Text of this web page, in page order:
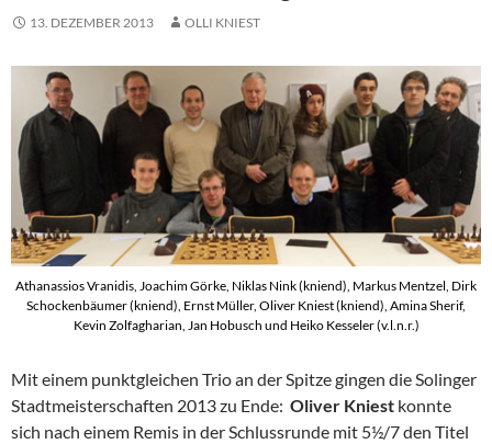
13. DEZEMBER 2013 OLLI KNIEST
Athanassios Vranidis, Joachim Görke, Niklas Nink (kniend), Markus Mentzel, Dirk
Schockenbäumer (kniend), Ernst Müller, Oliver Kniest (kniend), Amina Sherif,
Kevin Zolfagharian, Jan Hobusch und Heiko Kesseler (v.l.n.r.)
Mit einem punktgleichen Trio an der Spitze gingen die Solinger
Stadtmeisterschaften 2013 zu Ende: Oliver Kniest konnte
sich nach einem Remis in der Schlussrunde mit 5½/7 den Titel